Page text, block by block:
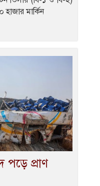
হাজার মার্কিন
পড়ে প্রাণ